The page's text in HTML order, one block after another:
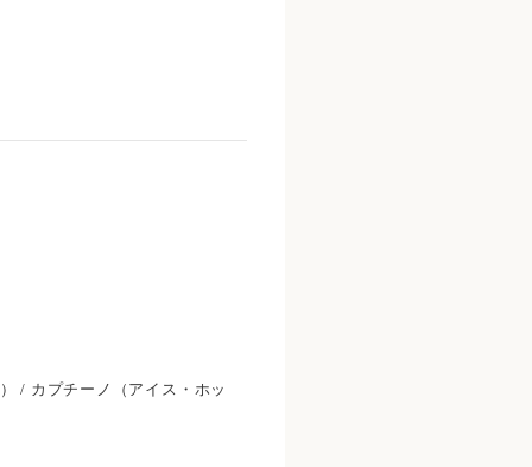
/ カプチーノ（アイス・ホッ